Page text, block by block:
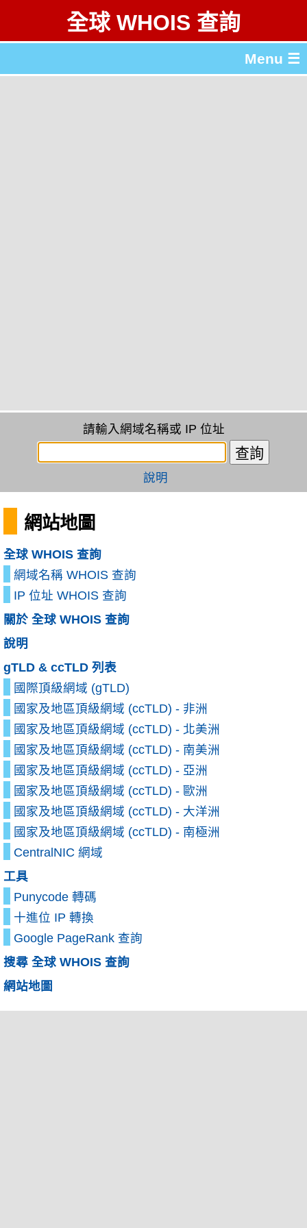
全球 WHOIS 查詢
Menu ☰
請輸入網域名稱或 IP 位址
說明
網站地圖
全球 WHOIS 查詢
網域名稱 WHOIS 查詢
IP 位址 WHOIS 查詢
關於 全球 WHOIS 查詢
說明
gTLD & ccTLD 列表
國際頂級網域 (gTLD)
國家及地區頂級網域 (ccTLD) - 非洲
國家及地區頂級網域 (ccTLD) - 北美洲
國家及地區頂級網域 (ccTLD) - 南美洲
國家及地區頂級網域 (ccTLD) - 亞洲
國家及地區頂級網域 (ccTLD) - 歐洲
國家及地區頂級網域 (ccTLD) - 大洋洲
國家及地區頂級網域 (ccTLD) - 南極洲
CentralNIC 網域
工具
Punycode 轉碼
十進位 IP 轉換
Google PageRank 查詢
搜尋 全球 WHOIS 查詢
網站地圖